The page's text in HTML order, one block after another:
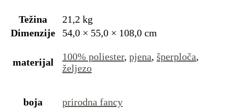
Težina
21,2 kg
Dimenzije
54,0 × 55,0 × 108,0 cm
materijal 100% poliester, pjena, šperploča,
željezo
boja prirodna fancy